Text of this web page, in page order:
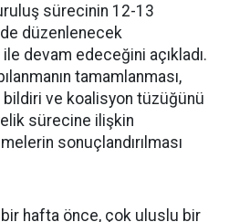
sürecinin 12-13
düzenlenecek
ile devam edeceğini açıkladı.
tamamlanması,
ve koalisyon tüzüğünü
sürecine ilişkin
sonuçlandırılması
bir hafta önce, çok uluslu bir